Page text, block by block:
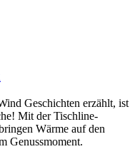
Geschichten erzählt, ist
Mit der Tischline-
Wärme auf den
Genussmoment.